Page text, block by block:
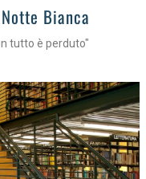
Bianca
tutto è perduto"